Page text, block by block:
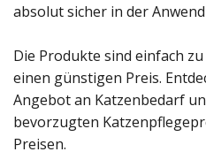
absolut sicher in der
Die Produkte sind einfach
einen günstigen Preis.
Angebot an Katzenbedarf
bevorzugten
Preisen.